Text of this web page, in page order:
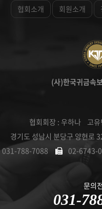
협회소개 회원소개
(사)한국귀금속
협회회장 : 우하나 고
경기도 성남시 분당구 양현로
031-788-7088
02-6743-
문의
031-